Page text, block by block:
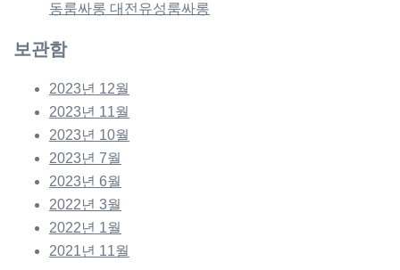
동룸싸롱 대전유성룸싸롱
보관함
2023년 12월
2023년 11월
2023년 10월
2023년 7월
2023년 6월
2022년 3월
2022년 1월
2021년 11월